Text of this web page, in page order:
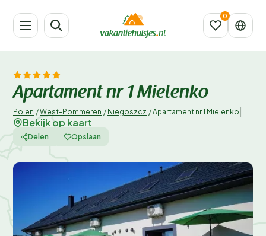
Apartament nr 1 Mielenko
Polen /West-Pommeren / Niegoszcz /Apartament nr 1 Mielenko
Bekijk op kaart
Delen Opslaan